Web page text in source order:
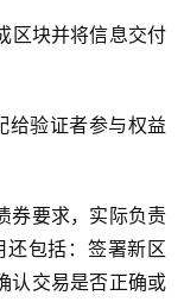
块并将信息交付
验证者参与权益
要求，实际负责
包括：签署新区
认交易是否正确或